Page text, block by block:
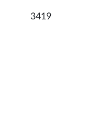
3419